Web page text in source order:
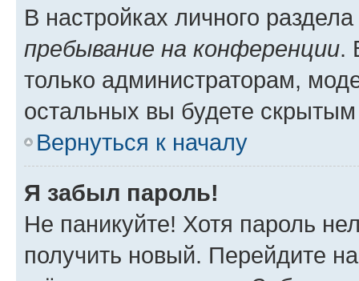
В настройках личного
пребывание на конференции.
только администраторам,
остальных вы будете
Вернуться к началу
Я забыл пароль!
Не паникуйте! Хотя пароль
получить новый. Перейдите